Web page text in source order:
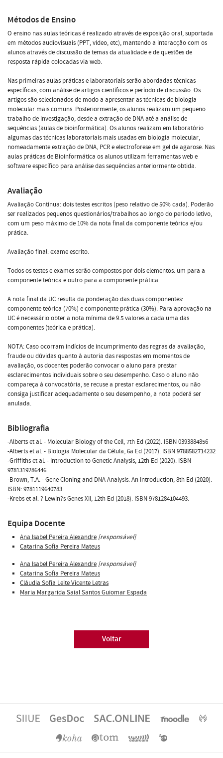
Métodos de Ensino
O ensino nas aulas teóricas é realizado através de exposição oral, suportada
em métodos audiovisuais (PPT, vídeo, etc), mantendo a interacção com os
alunos através de discussão de temas da atualidade e de questões de
resposta rápida colocadas via web.
Nas primeiras aulas práticas e laboratoriais serão abordadas técnicas
específicas, com análise de artigos científicos e período de discussão. Os
artigos são selecionados de modo a apresentar as técnicas de biologia
molecular mais comuns. Posteriormente, os alunos realizam um pequeno
trabalho de investigação, desde a extração de DNA até a análise de
sequências (aulas de bioinformática). Os alunos realizam em laboratório
algumas das técnicas laboratoriais mais usadas em biologia molecular,
nomeadamente extração de DNA, PCR e electroforese em gel de agarose. Nas
aulas práticas de Bioinformática os alunos utilizam ferramentas web e
software específico para análise das sequências anteriormente obtida.
Avaliação
Avaliação Contínua: dois testes escritos (peso relativo de 50% cada). Poderão
ser realizados pequenos questionários/trabalhos ao longo do período letivo,
com um peso máximo de 10% da nota final da componente teórica e/ou
prática.
Avaliação final: exame escrito.
Todos os testes e exames serão compostos por dois elementos: um para a
componente teórica e outro para a componente prática.
A nota final da UC resulta da ponderação das duas componentes:
componente teórica (70%) e componente prática (30%). Para aprovação na
UC é necessário obter a nota mínima de 9.5 valores a cada uma das
componentes (teórica e prática).
NOTA: Caso ocorram indícios de incumprimento das regras da avaliação,
fraude ou dúvidas quanto à autoria das respostas em momentos de
avaliação, os docentes poderão convocar o aluno para prestar
esclarecimentos individuais sobre o seu desempenho. Caso o aluno não
compareça à convocatória, se recuse a prestar esclarecimentos, ou não
consiga justificar adequadamente o seu desempenho, a nota poderá ser
anulada.
Bibliografia
-Alberts et al. - Molecular Biology of the Cell, 7th Ed (2022). ISBN 0393884856
-Alberts et al. - Biologia Molecular da Célula, 6a Ed (2017). ISBN 9788582714232
-Griffiths et al. - Introduction to Genetic Analysis, 12th Ed (2020). ISBN
9781319286446
-Brown, T.A. - Gene Cloning and DNA Analysis: An Introduction, 8th Ed (2020).
ISBN: 9781119640783.
-Krebs et al. ? Lewin?s Genes XII, 12th Ed (2018). ISBN 9781284104493.
Equipa Docente
Ana Isabel Pereira Alexandre [responsável]
Catarina Sofia Pereira Mateus
Ana Isabel Pereira Alexandre [responsável]
Catarina Sofia Pereira Mateus
Cláudia Sofia Leite Vicente Letras
Maria Margarida Saial Santos Guiomar Espada
Voltar